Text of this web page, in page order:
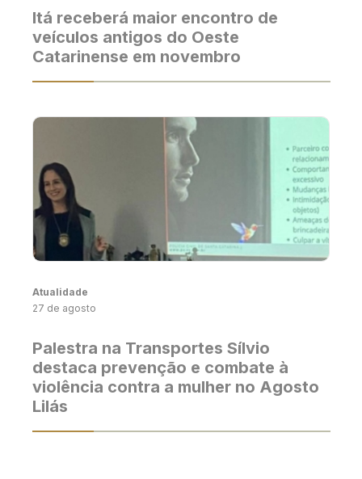
Itá receberá maior encontro de
veículos antigos do Oeste
Catarinense em novembro
Atualidade
27 de agosto
Palestra na Transportes Sílvio
destaca prevenção e combate à
violência contra a mulher no Agosto
Lilás